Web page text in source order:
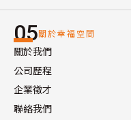
05關於幸福空間
關於我們
公司歷程
企業徵才
聯絡我們